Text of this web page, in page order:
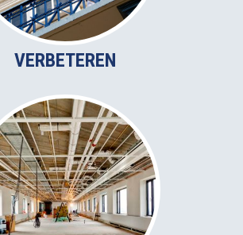
VERBETEREN